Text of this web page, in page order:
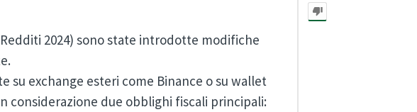
2024) sono state introdotte modifiche
su exchange esteri come Binance o su wallet
considerazione due obblighi fiscali principali: